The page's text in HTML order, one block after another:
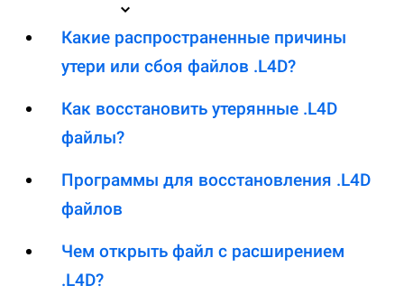
Какие распространенные причины
утери или сбоя файлов .L4D?
Как восстановить утерянные .L4D
файлы?
Программы для восстановления .L4D
файлов
Чем открыть файл с расширением
.L4D?